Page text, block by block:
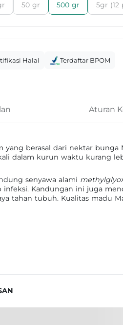
50 gr 500 gr 5gr (12
Halal Terdaftar BPOM
Aturan
berasal dari nektar bunga
dalam kurun waktu kurang
senyawa alami
Kandungan ini juga
tahan tubuh. Kualitas madu